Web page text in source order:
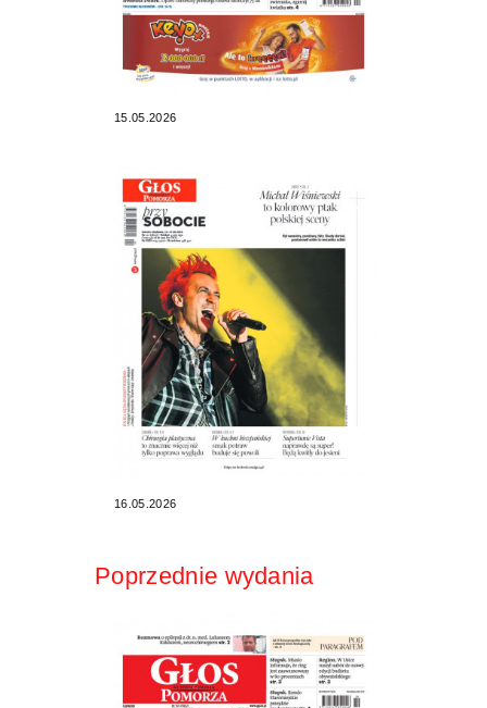
15.05.2026
16.05.2026
Poprzednie wydania